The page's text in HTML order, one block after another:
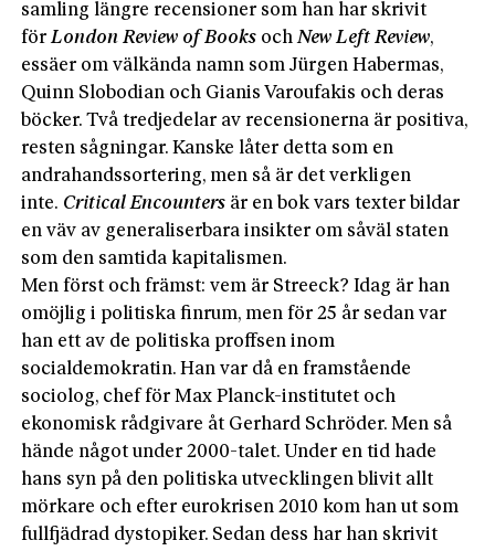
samling längre recensioner som han har skrivit
förLondon Review of Books ochNew Left Review,
essäer om välkända namn som Jürgen Habermas,
Quinn Slobodian och Gianis Varoufakis och deras
böcker. Två tredjedelar av recensionerna är positiva,
resten sågningar. Kanske låter detta som en
andrahandssortering, men så är det verkligen
inte. Critical Encounters är en bok vars texter bildar
en väv av generaliserbara insikter om såväl staten
som den samtida kapitalismen.
Men först och främst: vem är Streeck? Idag är han
omöjlig i politiska finrum, men för 25 år sedan var
han ett av de politiska proffsen inom
socialdemokratin. Han var då en framstående
sociolog, chef för Max Planck-institutet och
ekonomisk rådgivare åt Gerhard Schröder. Men så
hände något under 2000-talet. Under en tid hade
hans syn på den politiska utvecklingen blivit allt
mörkare och efter eurokrisen 2010 kom han ut som
fullfjädrad dystopiker. Sedan dess har han skrivit